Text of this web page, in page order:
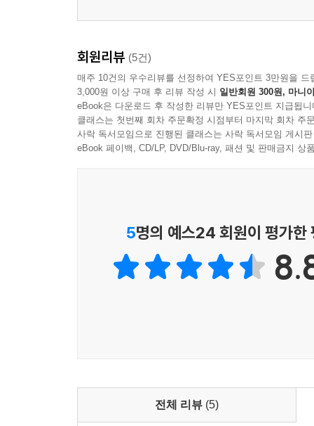
회원리뷰 (5건)
매주 10건의 우수리뷰를 선정하여 YES포인트 3만원을 드
3,000원 이상 구매 후 리뷰 작성 시 일반회원 300원, 마니
eBook은 다운로드 후 작성한 리뷰만 YES포인트 지급됩니
클래스는 첫번째 회차 주문확정 시점부터 마지막 회차 주
사락 독서모임으로 진행된 클래스는 사락 독서모임 게시
eBook 페이백, CD/LP, DVD/Blu-ray, 패션 및 판매금지 상
5명의 예스24 회원이 평가한
전체 리뷰 (5)